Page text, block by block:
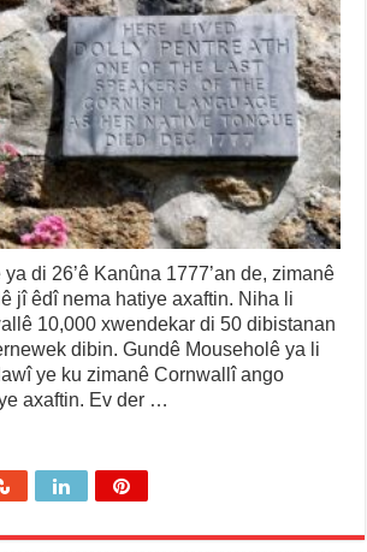
di 26’ê Kanûna 1777’an de, zimanê
jî êdî nema hatiye axaftin. Niha li
10,000 xwendekar di 50 dibistanan
dibin. Gundê Mouseholê ya li
ye ku zimanê Cornwallî ango
axaftin. Ev der …